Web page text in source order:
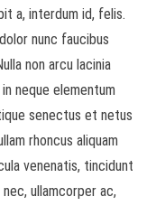
a, interdum id, felis.
nunc faucibus
non arcu lacinia
neque elementum
senectus et netus
rhoncus aliquam
venenatis, tincidunt
ullamcorper ac,